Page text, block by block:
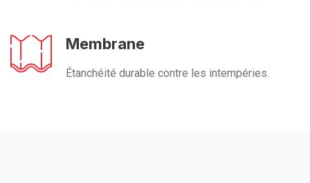
Membrane
Étanchéité durable contre les intempéries.